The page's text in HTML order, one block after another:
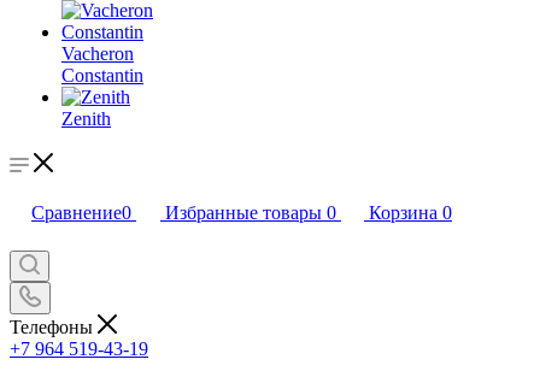
Vacheron
Constantin
Zenith
Сравнение0 Избранные товары 0 Корзина 0
Телефоны
+7 964 519-43-19